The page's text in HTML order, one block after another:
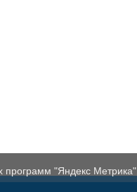
программ "Яндекс Метрика",